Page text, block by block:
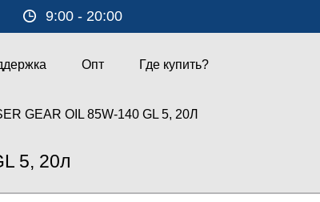
9:00 - 20:00
Опт Где купить?
OIL 85W-140 GL 5, 20Л
5, 20л